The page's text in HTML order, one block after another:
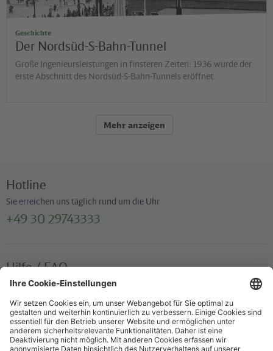
Geschichte
Der Nordsüd-S-Bahn-Tunnel
Große Ingenieursleistungen in finsteren Zeiten: 1936 wurde der
erste Abschnitt des Nordsüd-S-Bahn-Tunnels eröffnet.
Mehr anzeigen
Hotline
Sie erreichen uns täglich rund um die Uhr
+49 30 29743333
Hilfe / FAQ
Die wichtigsten Antworten und Hilfestellungen für unterwegs
Verkaufsstellen